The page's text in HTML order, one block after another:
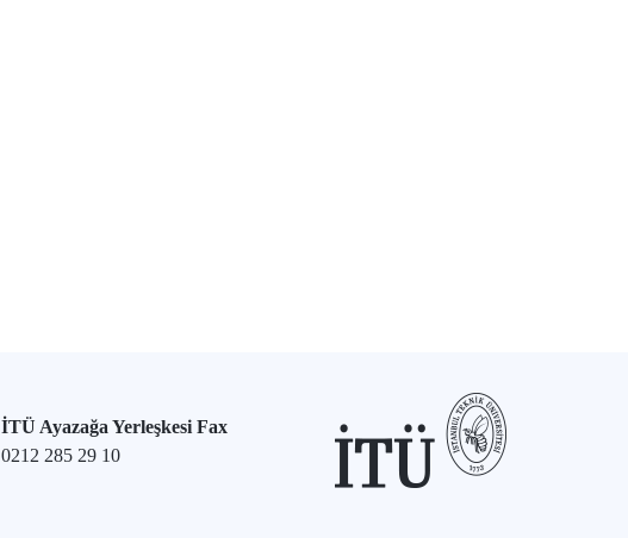
İTÜ Ayazağa Yerleşkesi Fax
0212 285 29 10